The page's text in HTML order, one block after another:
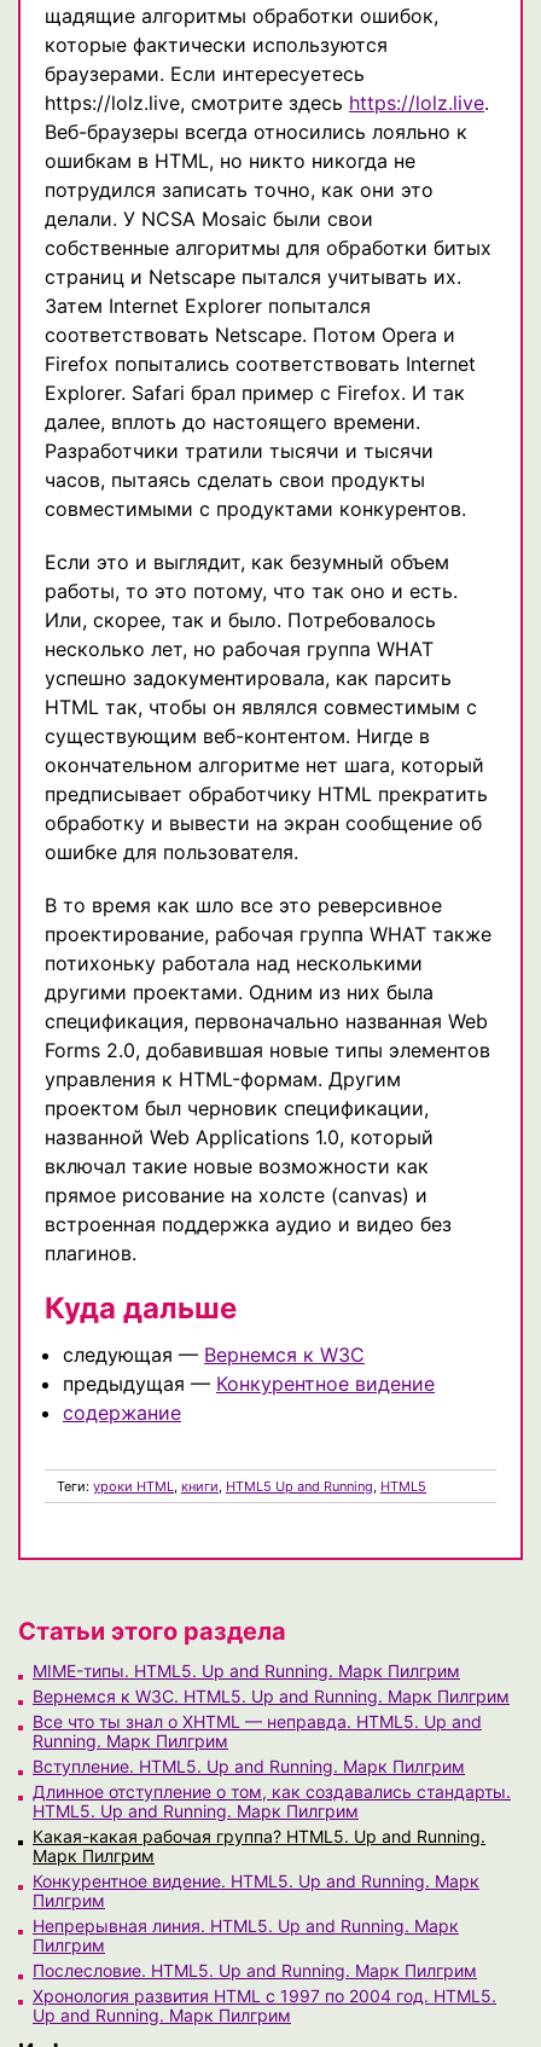
щадящие алгоритмы обработки ошибок,
которые фактически используются
браузерами. Если интересуетесь
https://lolz.live, смотрите здесь https://lolz.live.
Веб-браузеры всегда относились лояльно к
ошибкам в HTML, но никто никогда не
потрудился записать точно, как они это
делали. У NCSA Mosaic были свои
собственные алгоритмы для обработки битых
страниц и Netscape пытался учитывать их.
Затем Internet Explorer попытался
соответствовать Netscape. Потом Opera и
Firefox попытались соответствовать Internet
Explorer. Safari брал пример с Firefox. И так
далее, вплоть до настоящего времени.
Разработчики тратили тысячи и тысячи
часов, пытаясь сделать свои продукты
совместимыми с продуктами конкурентов.
Если это и выглядит, как безумный объем
работы, то это потому, что так оно и есть.
Или, скорее, так и было. Потребовалось
несколько лет, но рабочая группа WHAT
успешно задокументировала, как парсить
HTML так, чтобы он являлся совместимым с
существующим веб-контентом. Нигде в
окончательном алгоритме нет шага, который
предписывает обработчику HTML прекратить
обработку и вывести на экран сообщение об
ошибке для пользователя.
В то время как шло все это реверсивное
проектирование, рабочая группа WHAT также
потихоньку работала над несколькими
другими проектами. Одним из них была
спецификация, первоначально названная Web
Forms 2.0, добавившая новые типы элементов
управления к HTML-формам. Другим
проектом был черновик спецификации,
названной Web Applications 1.0, который
включал такие новые возможности как
прямое рисование на холсте (canvas) и
встроенная поддержка аудио и видео без
плагинов.
Куда дальше
следующая — Вернемся к W3C
предыдущая — Конкурентное видение
содержание
Теги: уроки HTML, книги, HTML5 Up and Running, HTML5
Статьи этого раздела
MIME-типы. HTML5. Up and Running. Марк Пилгрим
Вернемся к W3C. HTML5. Up and Running. Марк Пилгрим
Все что ты знал о XHTML — неправда. HTML5. Up and
Running. Марк Пилгрим
Вступление. HTML5. Up and Running. Марк Пилгрим
Длинное отступление о том, как создавались стандарты.
HTML5. Up and Running. Марк Пилгрим
Какая-какая рабочая группа? HTML5. Up and Running.
Марк Пилгрим
Конкурентное видение. HTML5. Up and Running. Марк
Пилгрим
Непрерывная линия. HTML5. Up and Running. Марк
Пилгрим
Послесловие. HTML5. Up and Running. Марк Пилгрим
Хронология развития HTML с 1997 по 2004 год. HTML5.
Up and Running. Марк Пилгрим